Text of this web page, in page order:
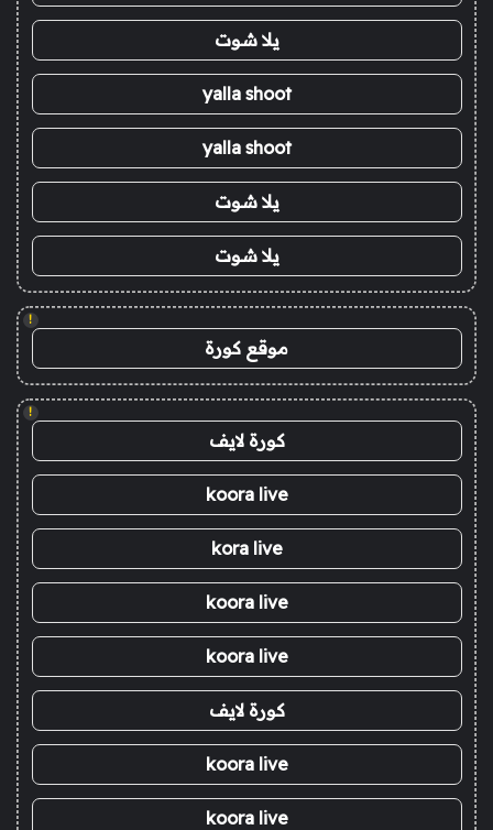
يلا شوت
yalla shoot
yalla shoot
يلا شوت
يلا شوت
!
موقع كورة
!
كورة لايف
koora live
kora live
koora live
koora live
كورة لايف
koora live
koora live